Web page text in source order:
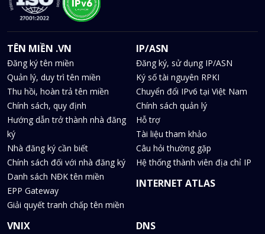
TÊN MIỀN .VN
Đăng ký tên miền
Quản lý, duy trì tên miền
Thu hồi, hoàn trả tên miền
Chính sách, quy định
Hướng dẫn trở thành nhà đăng
ký
Nhà đăng ký cần biết
Chính sách đối với nhà đăng ký
Danh sách NĐK tên miền
EPP Gateway
Giải quyết tranh chấp tên miền
IP/ASN
Đăng ký, sử dụng IP/ASN
Ký số tài nguyên RPKI
Chuyển đổi IPv6 tại Việt Nam
Chính sách quản lý
Hỗ trợ
Tài liệu tham khảo
Câu hỏi thường gặp
Hệ thống thành viên địa chỉ IP
INTERNET ATLAS
VNIX DNS